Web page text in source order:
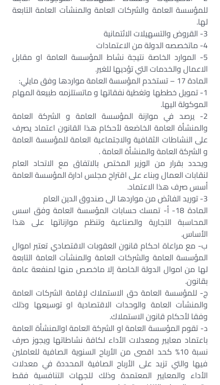
للمؤسسة العامة والشركات العامة والمنشآت العامة التابعة
لها.‏
3- القروض والتسهيلات الائتمانية‏
4- ماتخصصه الدولة من الاعتمادات‏
5- الموارد الخاصة نتيجة نشاط المؤسسة العامة او مقابل
الاعمال والخدمات التي تؤديها للغير.‏
المادة 17 – تستخدم المؤسسة العامة مواردها وفق مايلي:‏
1- تمويل خططها وتغطية نفقاتها و ماتستلزمه طبيعة المهام
الموكولة اليها.‏
2- يرصد في موازنة المؤسسة العامة و الشركة العامة
والمنشأة العامة الخاضعة لأحكام هذا القانون اعتماد يصرف
على النشاطات الثقافية والاجتماعية العامة للمؤسسة العامة
و الشركة العامة والمنشأة العامة .‏
ويحدد بقرار من الوزير المختص بالاتفاق مع الاتحاد العام
لنقابات العمال وبناء على اقتراح مجلس ادارة المؤسسة العامة
أسس صرف هذا الاعتماد.‏
3- توريد الفائض من مواردها الى صندوق الدين العام‏
المادة 18- أ- تمسك حسابات المؤسسة العامة وفق اسس
المحاسبة التجارية والصناعية وتنظم موازناتها على هذا
الأساس.‏
ب- مع مراعاة احكام قانون العقوبات الاقتصادي تعتبر اموال
المؤسسة العامة والشركات العامة والمنشآت العامة التابعة
لها من اموال الدولة الخاصة إلا ماخصص منها لمنفعة عامة
بقانون.‏
ج- للمؤسسة العامة حق الاستملاك لإقامة الشركات العامة
والمنشآت العامة والوحدات الاقتصادية او توسيعها وذلك
وفقا لأحكام قانون الاستملاك.‏
د- تقوم المؤسسة العامة او الشركة العامة اوالمنشأة العامة
باعتماد معايير ومعدلات الأداء لكافة نشاطاتها ويجوز صرف
نسبة 10% كحد اقصى من الأرباح السنوية الصافية للعاملين
فيها والتي تزيد على الأرباح الصافية المحددة في معدلات
الأداء والمعايير المعتمدة وذلك للجهات التنافسية فقط